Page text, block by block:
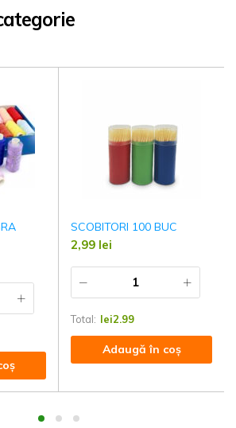
SCOBITORI 100 BUC
2,99 lei
Total: lei2.99
Adaugă în coș